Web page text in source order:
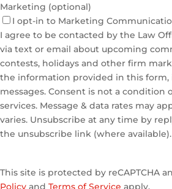
Marketing (optional)
I opt-in to Marketing
I agree to be contacted by the Law
via text or email about upcoming
contests, holidays and other firm
the information provided in this
messages. Consent is not a condition
services. Message & data rates may
varies. Unsubscribe at any time by
the unsubscribe link (where
This site is protected by reCAPTCHA
Policy and Terms of Service apply.